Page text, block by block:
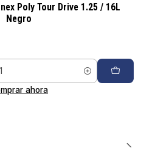
Poly Tour Drive 1.25 / 16L
Negro
ahora